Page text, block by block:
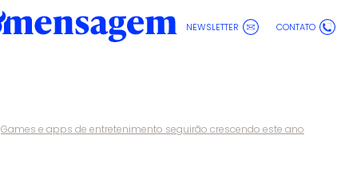
NEWSLETTER CONTATO
Games e apps de entretenimento seguirão crescendo este ano